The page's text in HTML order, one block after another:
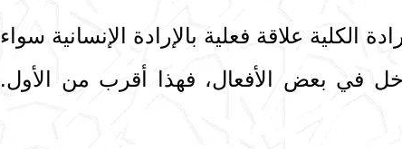
الكلية علاقة فعلية بالإرادة الإنسانية سواء
في بعض الأفعال، فهذا أقرب من الأول.